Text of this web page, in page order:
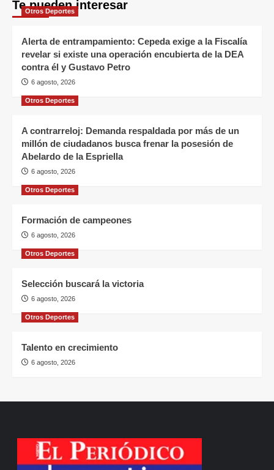
Te pueden interesar
Otros Deportes
Alerta de entrampamiento: Cepeda exige a la Fiscalía
revelar si existe una operación encubierta de la DEA
contra él y Gustavo Petro
6 agosto, 2026
Otros Deportes
A contrarreloj: Demanda respaldada por más de un
millón de ciudadanos busca frenar la posesión de
Abelardo de la Espriella
6 agosto, 2026
Otros Deportes
Formación de campeones
6 agosto, 2026
Otros Deportes
Selección buscará la victoria
6 agosto, 2026
Otros Deportes
Talento en crecimiento
6 agosto, 2026